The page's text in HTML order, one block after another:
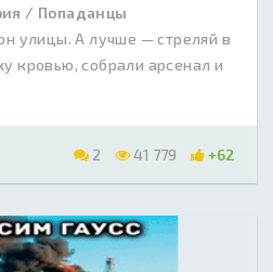
/ Попаданцы
улицы. А лучше — стреляй в
кровью, собрали арсенал и
2 41 779 +62